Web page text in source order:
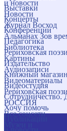
и новости
Новости
Журнал Восход
Альманах Зов
Библиотека
Картины
Аудиозаписи
Видеоматериалы
Рериховская
РОССИЯ
Все соцсети
Выставки
Концерты
Конференции
Педагогика
Рериховская
Издательство
Книжный магазин
Видеостудия
Сотрудничество.
Хочу помочь